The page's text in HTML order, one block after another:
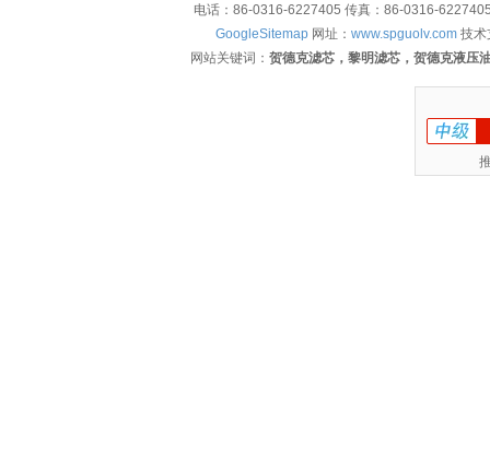
电话：86-0316-6227405 传真：86-0316-
GoogleSitemap 网址： www.spguolv.com 技术
网站关键词： 贺德克滤芯，黎明滤芯，贺德克液压